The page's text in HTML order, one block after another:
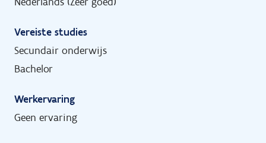
Vereiste studies
Secundair onderwijs
Bachelor
Werkervaring
Geen ervaring